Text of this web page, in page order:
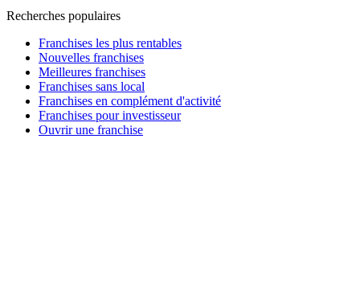
Recherches populaires
Franchises les plus rentables
Nouvelles franchises
Meilleures franchises
Franchises sans local
Franchises en complément d'activité
Franchises pour investisseur
Ouvrir une franchise